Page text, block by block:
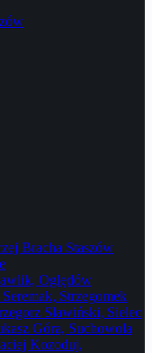
Bracha Staszów
Oględów
Strzegomek
Sławiński, Sielec
Góra, Suchowola
Kozoduj,